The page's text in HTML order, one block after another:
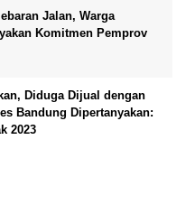
Jalan, Warga
Komitmen Pemprov
Diduga Dijual dengan
Bandung Dipertanyakan:
2023